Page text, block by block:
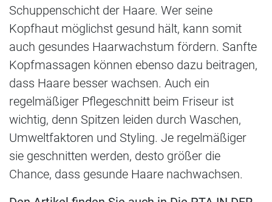
Schuppenschicht der Haare. Wer seine
Kopfhaut möglichst gesund hält, kann somit
auch gesundes Haarwachstum fördern. Sanfte
Kopfmassagen können ebenso dazu beitragen,
dass Haare besser wachsen. Auch ein
regelmäßiger Pflegeschnitt beim Friseur ist
wichtig, denn Spitzen leiden durch Waschen,
Umweltfaktoren und Styling. Je regelmäßiger
sie geschnitten werden, desto größer die
Chance, dass gesunde Haare nachwachsen.